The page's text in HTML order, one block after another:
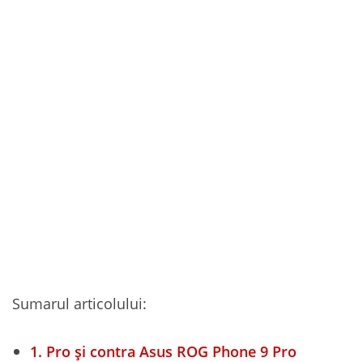
Sumarul articolului:
1. Pro și contra Asus ROG Phone 9 Pro